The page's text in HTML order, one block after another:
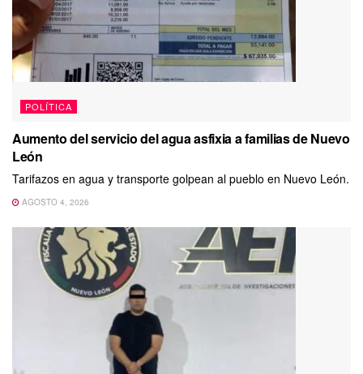
POLÍTICA
Aumento del servicio del agua asfixia a familias de Nuevo
León
Tarifazos en agua y transporte golpean al pueblo en Nuevo León.
AGOSTO 4, 2026